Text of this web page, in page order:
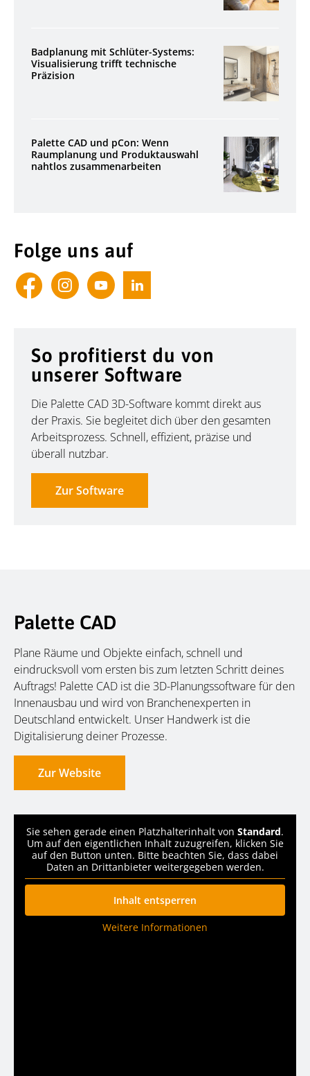
Badplanung mit Schlüter-Systems:
Visualisierung trifft technische
Präzision
Palette CAD und pCon: Wenn
Raumplanung und Produktauswahl
nahtlos zusammenarbeiten
Folge uns auf
So profitierst du von
unserer Software
Die Palette CAD 3D-Software kommt direkt aus
der Praxis. Sie begleitet dich über den gesamten
Arbeitsprozess. Schnell, effizient, präzise und
überall nutzbar.
Zur Software
Palette CAD
Plane Räume und Objekte einfach, schnell und
eindrucksvoll vom ersten bis zum letzten Schritt deines
Auftrags! Palette CAD ist die 3D-Planungssoftware für den
Innenausbau und wird von Branchenexperten in
Deutschland entwickelt. Unser Handwerk ist die
Digitalisierung deiner Prozesse.
Zur Website
Sie sehen gerade einen Platzhalterinhalt von Standard.
Um auf den eigentlichen Inhalt zuzugreifen, klicken Sie
auf den Button unten. Bitte beachten Sie, dass dabei
Daten an Drittanbieter weitergegeben werden.
Inhalt entsperren
Weitere Informationen